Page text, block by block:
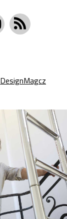
DesignMagcz